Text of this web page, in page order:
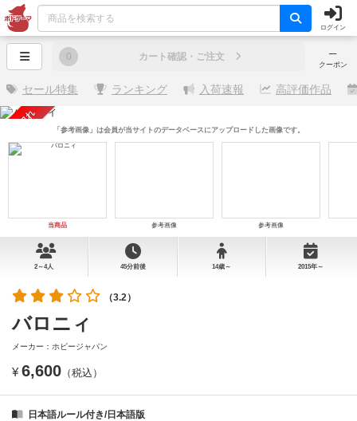
ログイン
─
クーポン
0 カート確認・ご注文
セール特集 ランキング 入荷速報 高評価作品
売り切れ
当商品 参考画像 参考画像
「参考画像」は会員が当サイトのデータベースにアップロードした画像です。
2～4人 45分前後 14歳～ 2015年～
（3.2）
バロニィ
メーカー：ホビージャパン
¥ 6,600 （税込）
日本語ルール付き/日本語版